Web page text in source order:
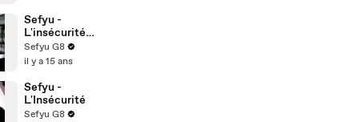
Sefyu -
L'insécurité
(Teaser)
Sefyu G8
il y a 15 ans
Sefyu -
L'Insécurité
Sefyu G8